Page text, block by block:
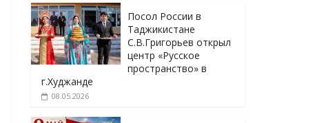
Посол России в
Таджикистане
С.В.Григорьев открыл
центр «Русское
пространство» в
г.Худжанде
08.05.2026